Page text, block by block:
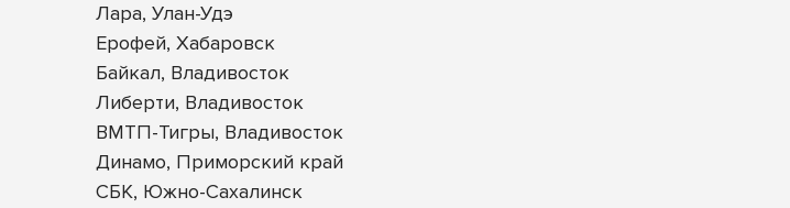
Лара, Улан-Удэ
Ерофей, Хабаровск
Байкал, Владивосток
Либерти, Владивосток
ВМТП-Тигры, Владивосток
Динамо, Приморский край
СБК, Южно-Сахалинск